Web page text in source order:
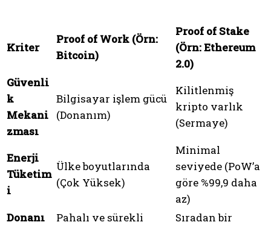
Kriter
Proof of Work (Örn:
Bitcoin)
Proof of Stake
(Örn: Ethereum
2.0)
Güvenli
k
Mekani
zması
Bilgisayar işlem gücü
(Donanım)
Kilitlenmiş
kripto varlık
(Sermaye)
Enerji
Tüketim
i
Ülke boyutlarında
(Çok Yüksek)
Minimal
seviyede (PoW’a
göre %99,9 daha
az)
Donanı
Pahalı ve sürekli
Sıradan bir